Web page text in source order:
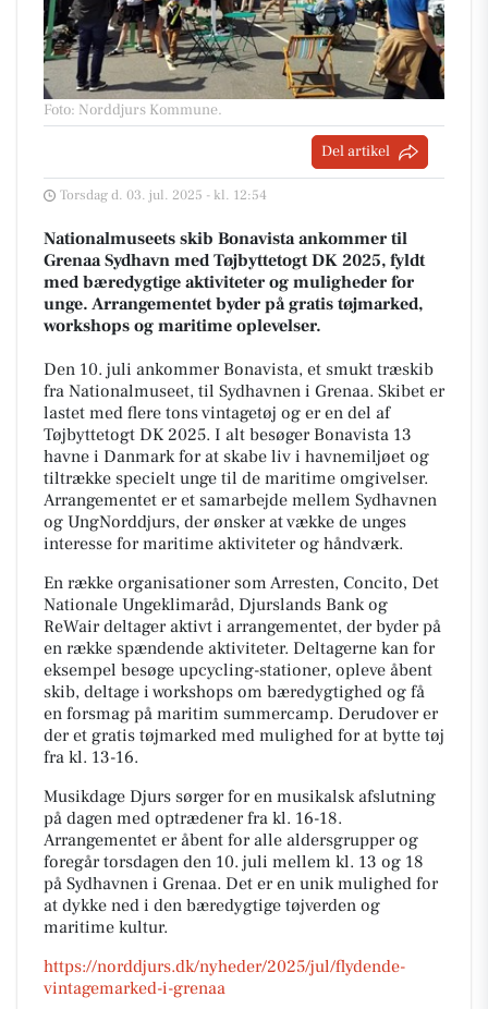
Foto: Norddjurs Kommune.
Del artikel
Torsdag d. 03. jul. 2025 - kl. 12:54
Nationalmuseets skib Bonavista ankommer til
Grenaa Sydhavn med Tøjbyttetogt DK 2025, fyldt
med bæredygtige aktiviteter og muligheder for
unge. Arrangementet byder på gratis tøjmarked,
workshops og maritime oplevelser.
Den 10. juli ankommer Bonavista, et smukt træskib
fra Nationalmuseet, til Sydhavnen i Grenaa. Skibet er
lastet med flere tons vintagetøj og er en del af
Tøjbyttetogt DK 2025. I alt besøger Bonavista 13
havne i Danmark for at skabe liv i havnemiljøet og
tiltrække specielt unge til de maritime omgivelser.
Arrangementet er et samarbejde mellem Sydhavnen
og UngNorddjurs, der ønsker at vække de unges
interesse for maritime aktiviteter og håndværk.
En række organisationer som Arresten, Concito, Det
Nationale Ungeklimaråd, Djurslands Bank og
ReWair deltager aktivt i arrangementet, der byder på
en række spændende aktiviteter. Deltagerne kan for
eksempel besøge upcycling-stationer, opleve åbent
skib, deltage i workshops om bæredygtighed og få
en forsmag på maritim summercamp. Derudover er
der et gratis tøjmarked med mulighed for at bytte tøj
fra kl. 13-16.
Musikdage Djurs sørger for en musikalsk afslutning
på dagen med optrædener fra kl. 16-18.
Arrangementet er åbent for alle aldersgrupper og
foregår torsdagen den 10. juli mellem kl. 13 og 18
på Sydhavnen i Grenaa. Det er en unik mulighed for
at dykke ned i den bæredygtige tøjverden og
maritime kultur.
https://norddjurs.dk/nyheder/2025/jul/flydende-
vintagemarked-i-grenaa